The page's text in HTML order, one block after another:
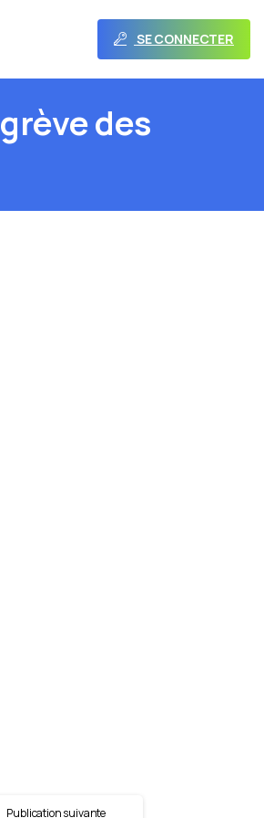
SE CONNECTER
grèvedes
Publication suivante